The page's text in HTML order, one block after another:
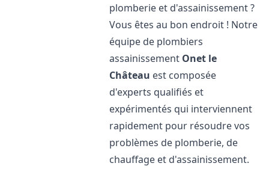
plomberie et d'assainissement ?
Vous êtes au bon endroit ! Notre
équipe de plombiers
assainissement Onet le
Château est composée
d'experts qualifiés et
expérimentés qui interviennent
rapidement pour résoudre vos
problèmes de plomberie, de
chauffage et d'assainissement.